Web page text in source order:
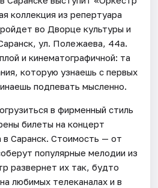
коллекция из репертуара
во Дворце культуры и
ул. Полежаева, 44а.
и кинематографичной: та
которую узнаешь с первых
подпевать мысленно.
в фирменный стиль
билеты на концерт
Саранск. Стоимость — от
популярные мелодии из
развернет их так, будто
любимых телеканалах и в